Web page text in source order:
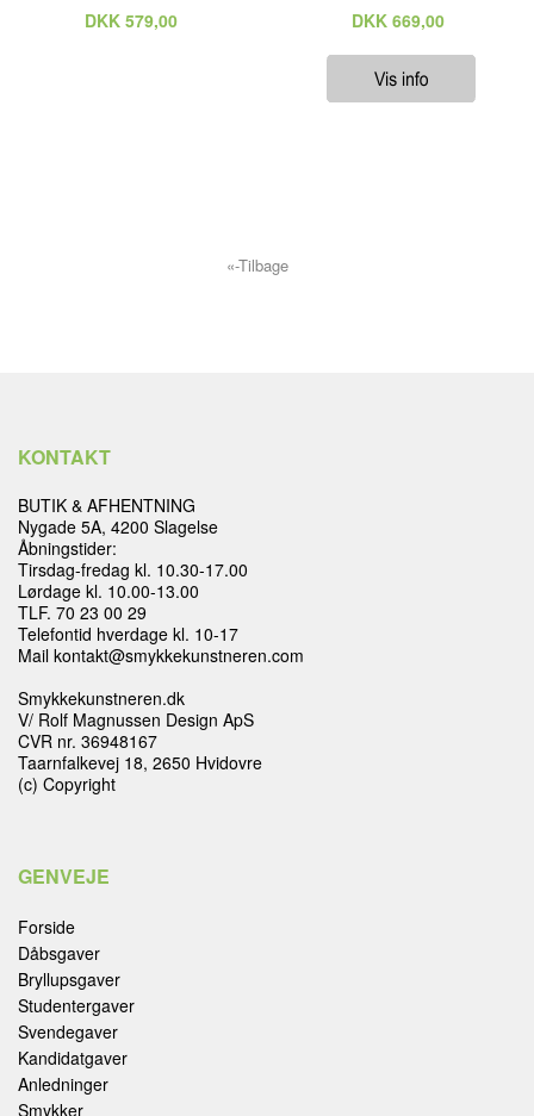
DKK 579,00 DKK 669,00
«-Tilbage
KONTAKT
BUTIK & AFHENTNING
Nygade 5A, 4200 Slagelse
Åbningstider:
Tirsdag-fredag kl. 10.30-17.00
Lørdage kl. 10.00-13.00
TLF. 70 23 00 29
Telefontid hverdage kl. 10-17
Mail kontakt@smykkekunstneren.com
Smykkekunstneren.dk
V/ Rolf Magnussen Design ApS
CVR nr. 36948167
Taarnfalkevej 18, 2650 Hvidovre
(c) Copyright
GENVEJE
Forside
Dåbsgaver
Bryllupsgaver
Studentergaver
Svendegaver
Kandidatgaver
Anledninger
Smykker